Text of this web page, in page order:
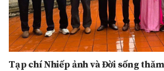
Tạp chí Nhiếp ảnh và Đời sống